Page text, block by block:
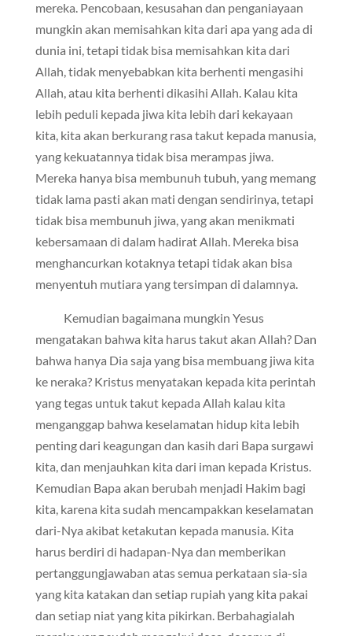
mereka. Pencobaan, kesusahan dan penganiayaan
mungkin akan memisahkan kita dari apa yang ada di
dunia ini, tetapi tidak bisa memisahkan kita dari
Allah, tidak menyebabkan kita berhenti mengasihi
Allah, atau kita berhenti dikasihi Allah. Kalau kita
lebih peduli kepada jiwa kita lebih dari kekayaan
kita, kita akan berkurang rasa takut kepada manusia,
yang kekuatannya tidak bisa merampas jiwa.
Mereka hanya bisa membunuh tubuh, yang memang
tidak lama pasti akan mati dengan sendirinya, tetapi
tidak bisa membunuh jiwa, yang akan menikmati
kebersamaan di dalam hadirat Allah. Mereka bisa
menghancurkan kotaknya tetapi tidak akan bisa
menyentuh mutiara yang tersimpan di dalamnya.
Kemudian bagaimana mungkin Yesus
mengatakan bahwa kita harus takut akan Allah? Dan
bahwa hanya Dia saja yang bisa membuang jiwa kita
ke neraka? Kristus menyatakan kepada kita perintah
yang tegas untuk takut kepada Allah kalau kita
menganggap bahwa keselamatan hidup kita lebih
penting dari keagungan dan kasih dari Bapa surgawi
kita, dan menjauhkan kita dari iman kepada Kristus.
Kemudian Bapa akan berubah menjadi Hakim bagi
kita, karena kita sudah mencampakkan keselamatan
dari-Nya akibat ketakutan kepada manusia. Kita
harus berdiri di hadapan-Nya dan memberikan
pertanggungjawaban atas semua perkataan sia-sia
yang kita katakan dan setiap rupiah yang kita pakai
dan setiap niat yang kita pikirkan. Berbahagialah